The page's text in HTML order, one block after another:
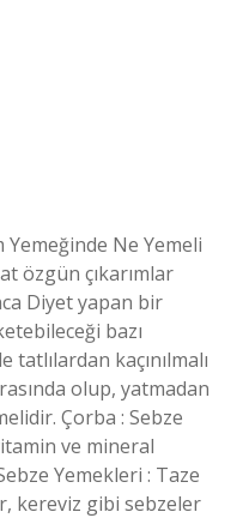
Ne Yemeli
özgün çıkarımlar
Diyet yapan bir
bazı
kaçınılmalı
olup, yatmadan
Çorba : Sebze
ve mineral
Yemekleri : Taze
kereviz gibi sebzeler